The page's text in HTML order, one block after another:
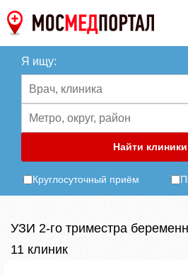
Я ищу:
Найти клиники
Круглосуточный приём
УЗИ 2-го триместра
11 клиник